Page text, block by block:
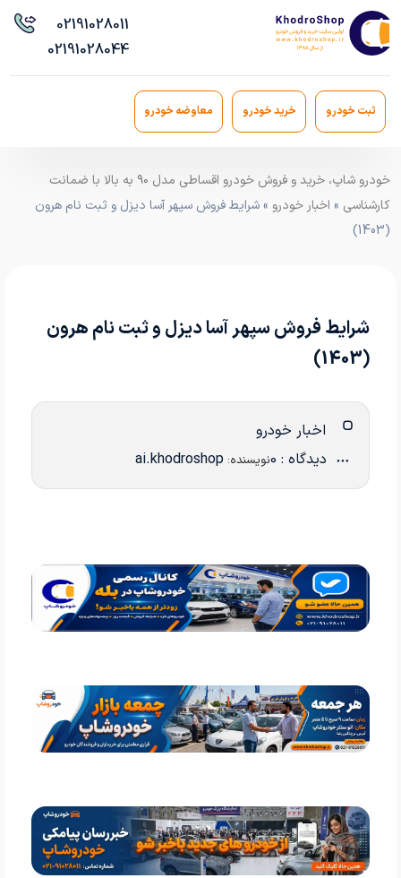
02191028011
02191028044
ثبت خودرو خرید خودرو معاوضه خودرو
خودرو شاپ، خرید و فروش خودرو اقساطی مدل ۹۰ به بالا با ضمانت
کارشناسی » اخبار خودرو » شرایط فروش سپهر آسا دیزل و ثبت نام هرون
(1403)
شرایط فروش سپهر آسا دیزل و ثبت نام هرون
(1403)
اخبار خودرو
دیدگاه : 0 نویسنده: ai.khodroshop